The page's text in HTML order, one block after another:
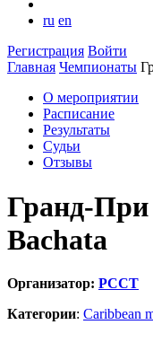
ru en
Регистрация Войти
Главная Чемпионаты
О мероприятии
Расписание
Результаты
Судьи
Отзывы
Гранд-При
Bachata
Организатор: РССТ
Категории: Caribbean